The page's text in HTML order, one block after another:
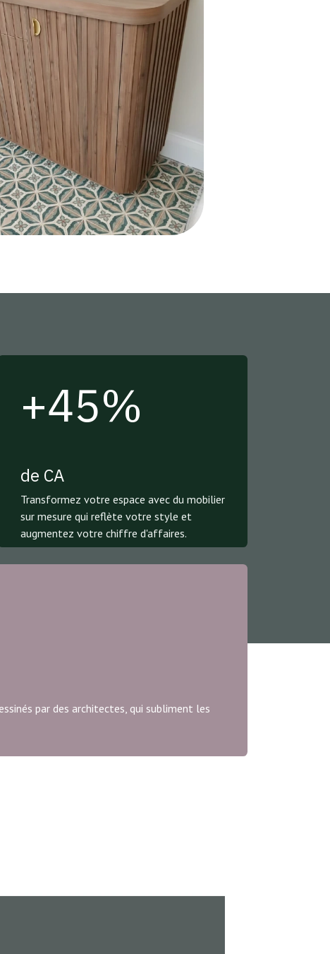
+45%
de CA
Transformez votre espace avec du mobilier
sur mesure qui reflète votre style et
augmentez votre chiffre d'affaires.
par des architectes, qui subliment les